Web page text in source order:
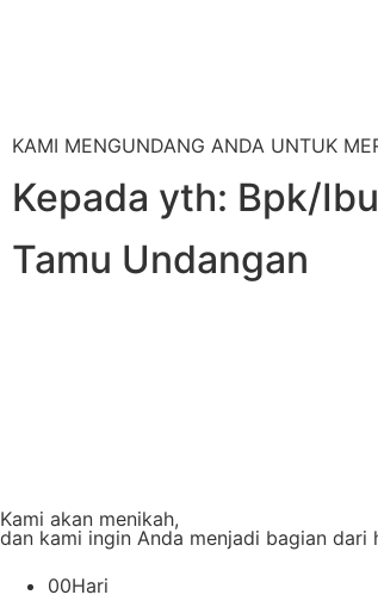
KAMI MENGUNDANG ANDA UNTUK
Kepada yth: Bpk/
Tamu Undangan
Kami akan menikah,
dan kami ingin Anda menjadi bagian dari
00Hari